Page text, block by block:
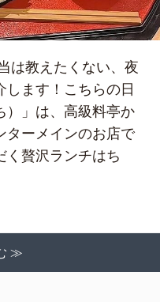
は教えたくない、夜
します！こちらの日
）」は、高級料亭か
ターメインのお店で
く贅沢ランチはち
≫